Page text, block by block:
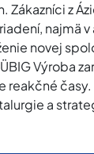
Zákazníci z
najmä
novej
Výroba
časy.
a